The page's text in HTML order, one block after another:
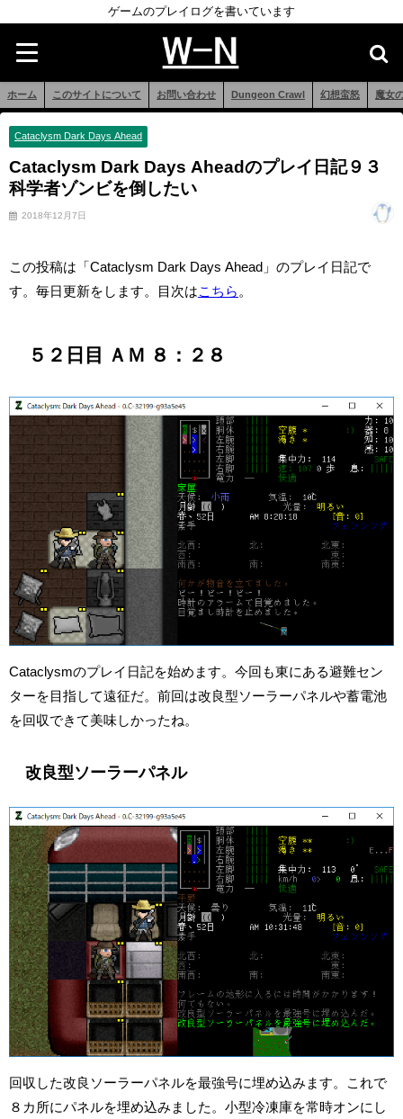
ゲームのプレイログを書いています
ホーム このサイトについて お問い合わせ Dungeon Crawl 幻想蛮怒 魔女
Cataclysm Dark Days Ahead
Cataclysm Dark Days Aheadのプレイ日記９３
科学者ゾンビを倒したい
2018年12月7日
この投稿は「Cataclysm Dark Days Ahead」のプレイ日記で
す。毎日更新をします。目次は こちら
５２日目 ＡＭ ８：２８
Cataclysmのプレイ日記を始めます。今回も東にある避難セン
ターを目指して遠征だ。前回は改良型ソーラーパネルや蓄電池
を回収できて美味しかったね。
改良型ソーラーパネル
回収した改良ソーラーパネルを最強号に埋め込みます。これで
８カ所にパネルを埋め込みました。小型冷凍庫を常時オンにし